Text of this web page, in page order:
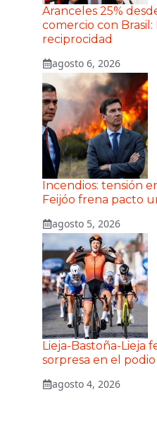
Aranceles 25%
comercio con
reciprocidad
agosto 6, 2026
Incendios: tensión
Feijóo frena pacto
agosto 5, 2026
Lieja-Bastoña-Lieja
sorpresa en el
agosto 4, 2026